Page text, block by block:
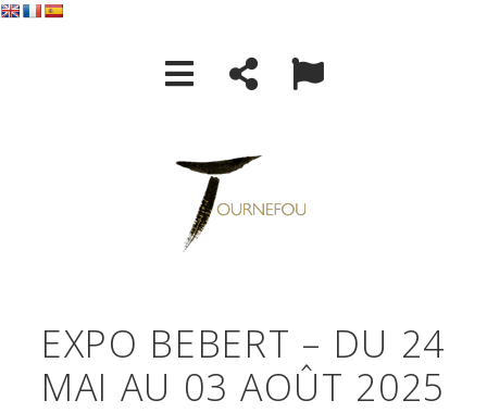
EXPO BEBERT – DU 24
MAI AU 03 AOÛT 2025